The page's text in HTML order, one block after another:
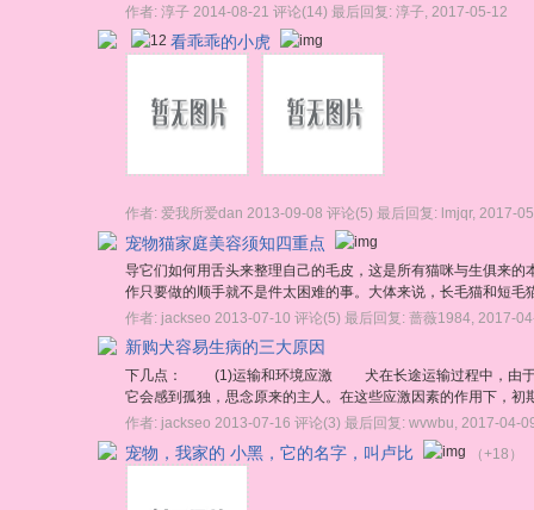
作者: 淳子 2014-08-21 评论(14) 最后回复: 淳子 2017-05-12
看乖乖的小虎
作者: 爱我所爱dan 2013-09-08 评论(5) 最后回复: lmjqr, 2017-
宠物猫家庭美容须知四重点
导它们如何用舌头来整理自己的毛皮，这是所有猫咪与生俱
作只要做的顺手就不是件太困难的事。大体来说，长毛猫和短
作者: jackseo 2013-07-10 评论(5) 最后回复: 蔷薇1984 2017-
新购犬容易生病的三大原因
下几点： (1)运输和环境应激 犬在长途运输过程中，由于惊
它会感到孤独，思念原来的主人。在这些应激因素的作用下，
作者: jackseo 2013-07-16 评论(3) 最后回复: wvwbu 2017-04-
宠物，我家的 小黑，它的名字，叫卢比 （+18）